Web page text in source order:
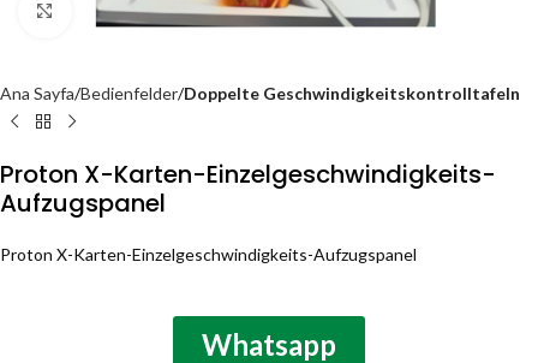
Click to enlarge
Ana Sayfa Bedienfelder Doppelte Geschwindigkeitskontrolltafeln
Proton X-Karten-Einzelgeschwindigkeits-
Aufzugspanel
Proton X-Karten-Einzelgeschwindigkeits-Aufzugspanel
Whatsapp